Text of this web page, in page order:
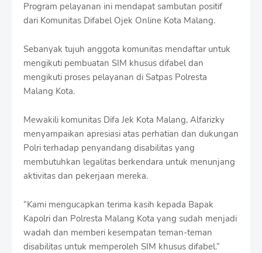
Program pelayanan ini mendapat sambutan positif
dari Komunitas Difabel Ojek Online Kota Malang.
Sebanyak tujuh anggota komunitas mendaftar untuk
mengikuti pembuatan SIM khusus difabel dan
mengikuti proses pelayanan di Satpas Polresta
Malang Kota.
Mewakili komunitas Difa Jek Kota Malang, Alfarizky
menyampaikan apresiasi atas perhatian dan dukungan
Polri terhadap penyandang disabilitas yang
membutuhkan legalitas berkendara untuk menunjang
aktivitas dan pekerjaan mereka.
“Kami mengucapkan terima kasih kepada Bapak
Kapolri dan Polresta Malang Kota yang sudah menjadi
wadah dan memberi kesempatan teman-teman
disabilitas untuk memperoleh SIM khusus difabel.”